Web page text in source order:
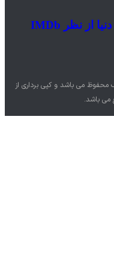
محفوظ می باشد و کپی برداری از
می باشد.